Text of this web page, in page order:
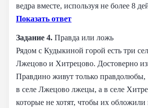
ведра вместе, используя не более 8
Показать ответ
Задание 4. Правда или ложь
Рядом с Кудыкиной горой есть три
Лжецово и Хитрецово. Достоверно
Правдино живут только правдолюбы,
в селе Лжецово лжецы, а в селе
которые не хотят, чтобы их